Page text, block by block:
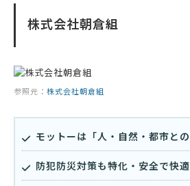
株式会社朝倉組
参照元： 株式会社朝倉組
モットーは「人・自然・都市との
防犯防災対策も特化・安全で快